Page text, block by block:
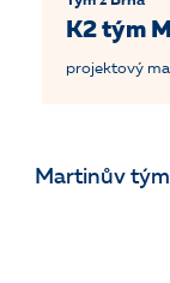
K2 tým
projektový
Martinův